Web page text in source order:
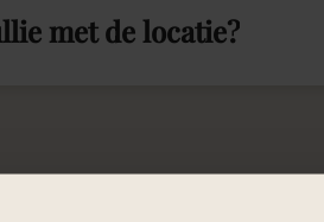
met de locatie?